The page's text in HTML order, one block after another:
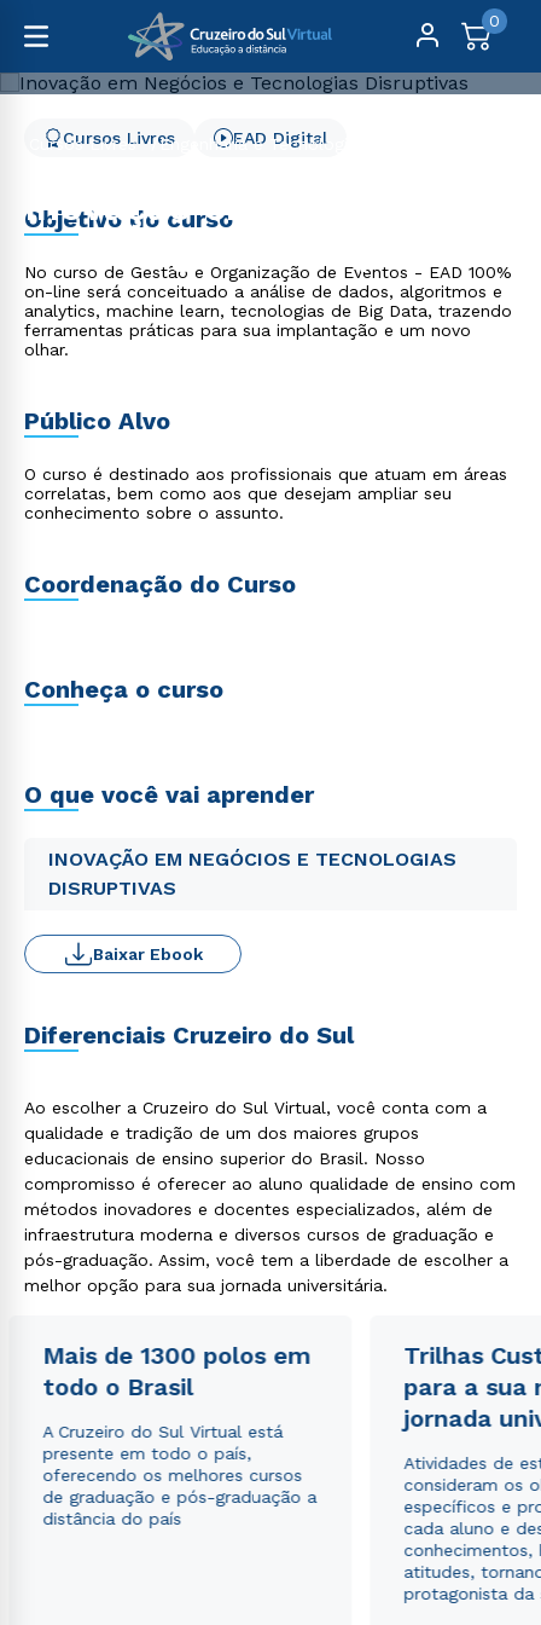
0
Cursos Livres
Engenharia e Tecnologia
Inovação em Negócios e
Tecnologias Disruptivas
Cursos Livres EAD Digital
Objetivo do curso
No curso de Gestão e Organização de Eventos - EAD 100%
on-line será conceituado a análise de dados, algoritmos e
analytics, machine learn, tecnologias de Big Data, trazendo
ferramentas práticas para sua implantação e um novo
olhar.
Público Alvo
O curso é destinado aos profissionais que atuam em áreas
correlatas, bem como aos que desejam ampliar seu
conhecimento sobre o assunto.
Coordenação do Curso
Conheça o curso
O que você vai aprender
INOVAÇÃO EM NEGÓCIOS E TECNOLOGIAS
DISRUPTIVAS
Baixar Ebook
Diferenciais Cruzeiro do Sul
Ao escolher a Cruzeiro do Sul Virtual, você conta com a
qualidade e tradição de um dos maiores grupos
educacionais de ensino superior do Brasil. Nosso
compromisso é oferecer ao aluno qualidade de ensino com
métodos inovadores e docentes especializados, além de
infraestrutura moderna e diversos cursos de graduação e
pós-graduação. Assim, você tem a liberdade de escolher a
melhor opção para sua jornada universitária.
Mais de 1300 polos em
todo o Brasil
A Cruzeiro do Sul Virtual está
presente em todo o país,
oferecendo os melhores cursos
de graduação e pós-graduação a
distância do país
Trilhas
para a sua
jornada
Atividades de
consideram os
específicos e
cada aluno e
conhecimentos,
atitudes,
protagonista da